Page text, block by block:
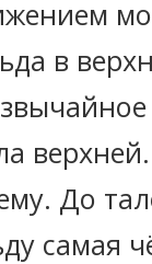
в
До
самая